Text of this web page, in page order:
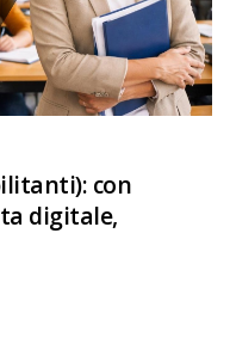
con
digitale,